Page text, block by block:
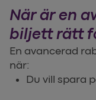
När är en
biljett rätt
En avancerad
när:
Du vill spara